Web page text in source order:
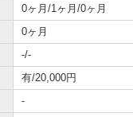
0ヶ月/1ヶ月/0ヶ月
0ヶ月
-/-
有/20,000円
-